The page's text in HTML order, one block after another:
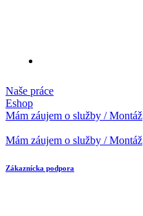
Naše práce
Eshop
Mám záujem o služby / Montáž
Mám záujem o služby / Montáž
Zákaznícka podpora